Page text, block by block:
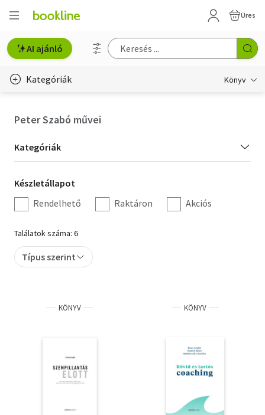
Üres
AI ajánló
Kategóriák Könyv
Hobbi, szabadidő
Irodalom
Művészet
Szakkönyv
Tankönyv, segédkönyv
Természettudomány
Történelem
Peter Szabó művei
Kategória
szűrés
Kategóriák
Készletállapot
szűrés
Készletállapot
Rendelhető
Raktáron Akciós
Találatok száma: 6
Típus szerint
KÖNYV KÖNYV